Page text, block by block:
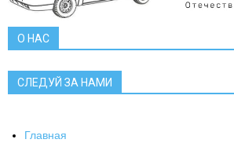
О НАС
СЛЕДУЙ ЗА НАМИ
Главная